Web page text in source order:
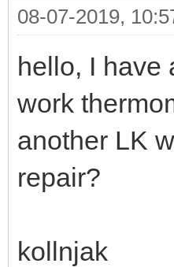
08-07-2019,
hello, I have
work
another LK
repair?
kollnjak